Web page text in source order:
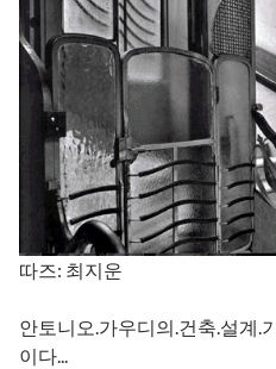
따즈: 최지운
안토니오.가우디의.건축.설계.
이다...